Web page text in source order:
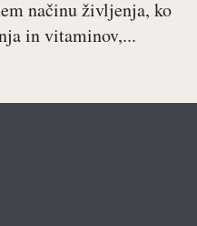
načinu življenja, ko
in vitaminov,...